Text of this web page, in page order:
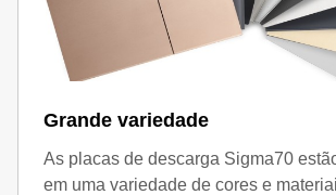
Grande variedade
As placas de descarga Sigma70
em uma variedade de cores e